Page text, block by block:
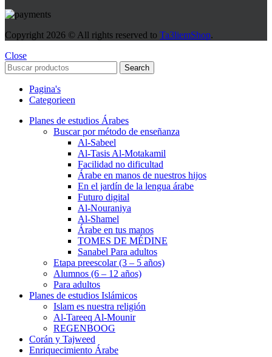
Copyright 2026 © All rights reserved to Ta3liemShop.
Close
Search
Pagina's
Categorieen
Planes de estudios Árabes
Buscar por método de enseñanza
Al-Sabeel
Al-Tasis Al-Motakamil
Facilidad no dificultad
Árabe en manos de nuestros hijos
En el jardín de la lengua árabe
Futuro digital
Al-Nouraniya
Al-Shamel
Árabe en tus manos
TOMES DE MÉDINE
Sanabel Para adultos
Etapa preescolar (3 – 5 años)
Alumnos (6 – 12 años)
Para adultos
Planes de estudios Islámicos
Islam es nuestra religión
Al-Tareeq Al-Mounir
REGENBOOG
Corán y Tajweed
Enriquecimiento Árabe